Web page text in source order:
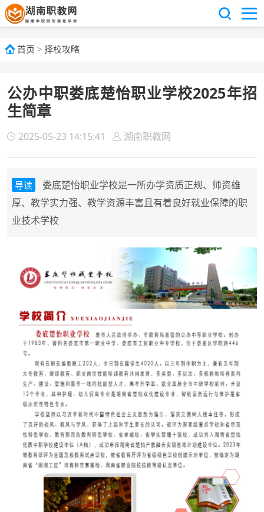
首页 > 择校攻略
公办中职娄底楚怡职业学校2025年招
生简章
2025-05-23 14:15:41 湖南职教网
导读
娄底楚怡职业学校是一所办学资质正规、师资雄
厚、教学实力强、教学资源丰富且有着良好就业保障的职
业技术学校